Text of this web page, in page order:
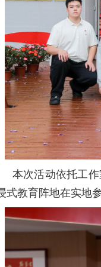
本次活动依托工
式教育阵地在实地